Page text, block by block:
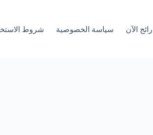
رائج الآن سياسة الخصوصية شروط